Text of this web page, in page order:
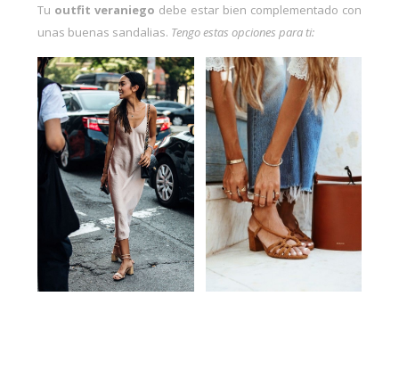
Tu outfit veraniego debe estar bien complementado con
unas buenas sandalias. Tengo estas opciones para ti: